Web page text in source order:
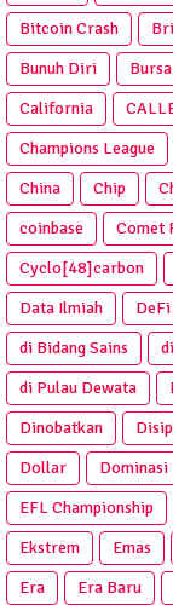
Bitcoin Crash
Bunuh Diri
California
Champions League
China
Chip
coinbase
Comet
Cyclo[48]carbon
Data Ilmiah
DeFi
di Bidang Sains
di Pulau Dewata
Dinobatkan
Dollar
Dominasi
EFL Championship
Ekstrem
Emas
Era
Era Baru